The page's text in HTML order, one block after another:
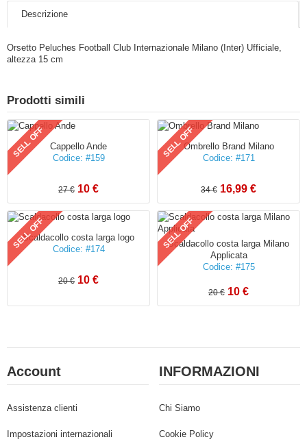
Descrizione
Orsetto Peluches Football Club Internazionale Milano (Inter) Ufficiale,
altezza 15 cm
Prodotti simili
SELL OFF Cappello Ande
Codice: #159
27 € 10 €
SELL OFFOmbrello Brand Milano
Codice: #171
34 € 16,99 €
SELL OFF
Scaldacollo costa larga logo
Codice: #174
20 € 10 €
SELL OFF
Scaldacollo costa larga Milano
Applicata
Codice: #175
20 € 10 €
Account
Assistenza clienti
Impostazioni internazionali
INFORMAZIONI
Chi Siamo
Cookie Policy